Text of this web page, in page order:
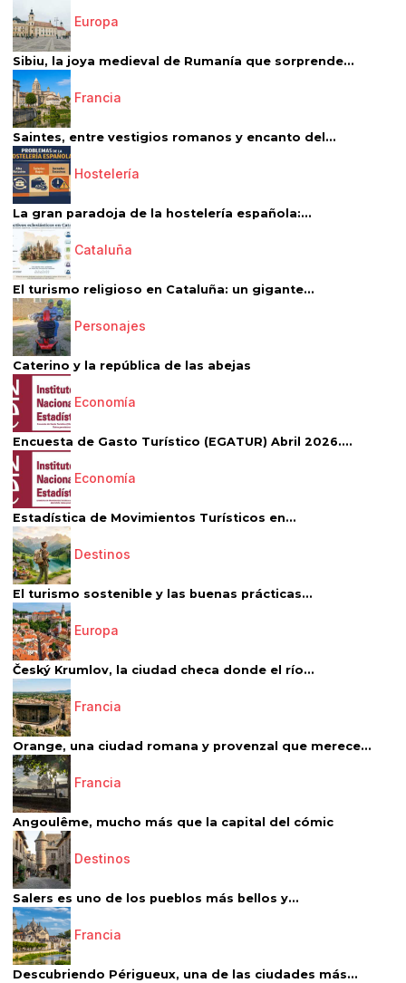
Europa
Sibiu, la joya medieval de Rumanía que sorprende...
Francia
Saintes, entre vestigios romanos y encanto del...
Hostelería
La gran paradoja de la hostelería española:...
Cataluña
El turismo religioso en Cataluña: un gigante...
Personajes
Caterino y la república de las abejas
Economía
Encuesta de Gasto Turístico (EGATUR) Abril 2026....
Economía
Estadística de Movimientos Turísticos en...
Destinos
El turismo sostenible y las buenas prácticas...
Europa
Český Krumlov, la ciudad checa donde el río...
Francia
Orange, una ciudad romana y provenzal que merece...
Francia
Angoulême, mucho más que la capital del cómic
Destinos
Salers es uno de los pueblos más bellos y...
Francia
Descubriendo Périgueux, una de las ciudades más...